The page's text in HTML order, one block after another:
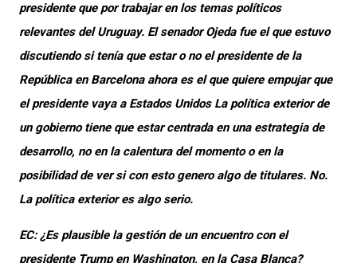
presidente que por trabajar en los temas políticos
relevantes del Uruguay. El senador Ojeda fue el que estuvo
discutiendo si tenía que estar o no el presidente de la
República en Barcelona ahora es el que quiere empujar que
el presidente vaya a Estados Unidos La política exterior de
un gobierno tiene que estar centrada en una estrategia de
desarrollo, no en la calentura del momento o en la
posibilidad de ver si con esto genero algo de titulares. No.
La política exterior es algo serio.
EC: ¿Es plausible la gestión de un encuentro con el
presidente Trump en Washington, en la Casa Blanca?